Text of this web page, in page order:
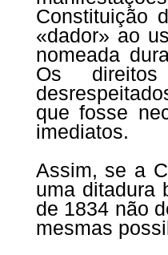
Constituição
«dador» ao
nomeada
Os
que fosse
imediatos.
Assim, se a
uma ditadura
de 1834 não
mesmas